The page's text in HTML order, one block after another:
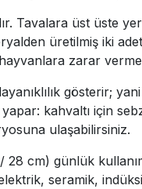
Tavalara üst üste
üretilmiş iki
zarar
gösterir;
kahvaltı için
ulaşabilirsiniz.
cm) günlük
seramik,